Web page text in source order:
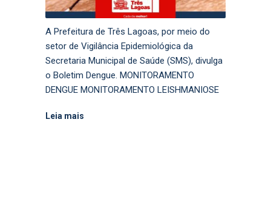
A Prefeitura de Três Lagoas, por meio do
setor de Vigilância Epidemiológica da
Secretaria Municipal de Saúde (SMS), divulga
o Boletim Dengue. MONITORAMENTO
DENGUE MONITORAMENTO LEISHMANIOSE
Leia mais